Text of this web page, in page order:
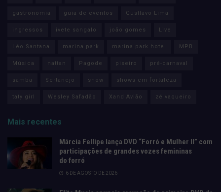
gastronomia guia de eventos Gusttavo Lima
ingressos ivete sangalo joão gomes Live
Léo Santana marina park marina park hotel MPB
Música nattan Pagode piseiro pré-carnaval
samba Sertanejo show shows em fortaleza
taty girl Wesley Safadão Xand Avião zé vaqueiro
Mais recentes
Márcia Fellipe lança DVD “Forró e Mulher II” com
participações de grandes vozes femininas
do forró
6 DE AGOSTO DE 2026